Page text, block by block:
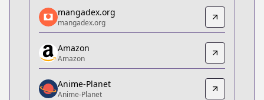
mangadex.org
mangadex.org
https://mangadex.org/title/e18fe8c6-f6dc-4f05-
Amazon
Amazon
https://www.amazon.co.jp/dp/B07BHZ7W3S
Anime-Planet
mangadex.org
mangadex.org
Amazon
Amazon
Anime-Planet
Anime-Planet